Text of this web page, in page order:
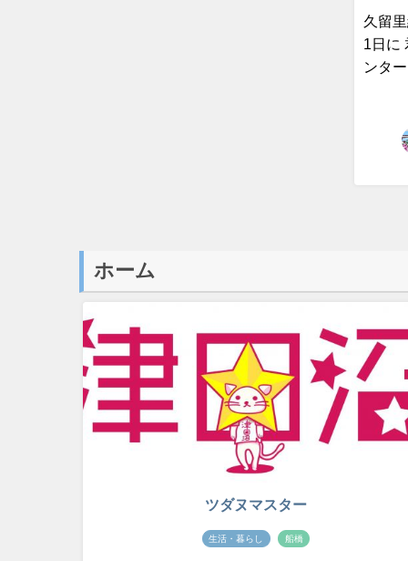
久留
1日に
ンタ
ホーム
ツダヌマスター
生活・暮らし 船橋